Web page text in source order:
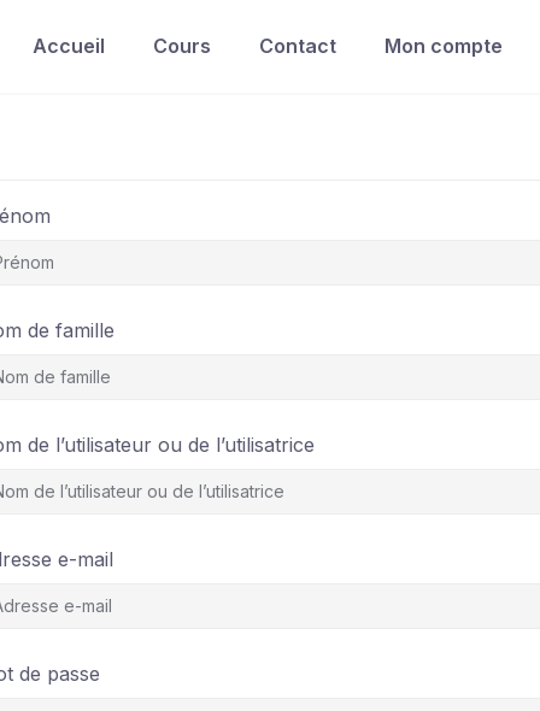
Accueil Cours Contact Mon compte
de famille
de l’utilisateur ou de l’utilisatrice
e-mail
de passe